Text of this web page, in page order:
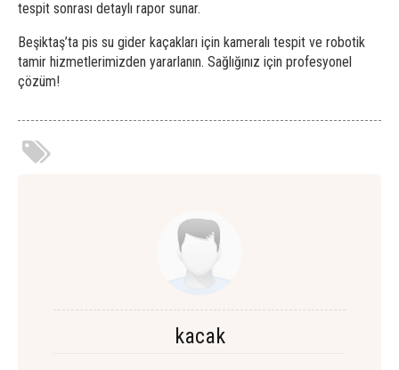
tespit sonrası detaylı rapor sunar.
Beşiktaş’ta pis su gider kaçakları için kameralı tespit ve robotik
tamir hizmetlerimizden yararlanın. Sağlığınız için profesyonel
çözüm!
kacak